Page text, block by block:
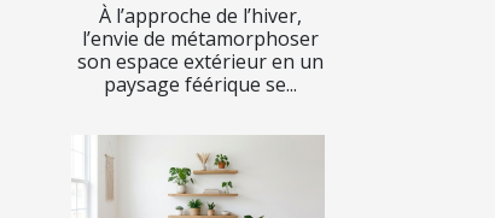
À l’approche de l’hiver,
l’envie de métamorphoser
son espace extérieur en un
paysage féérique se...